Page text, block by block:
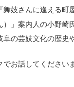
妓さんに逢える町
」案内人の小野崎
の芸妓文化の歴史
お話してください